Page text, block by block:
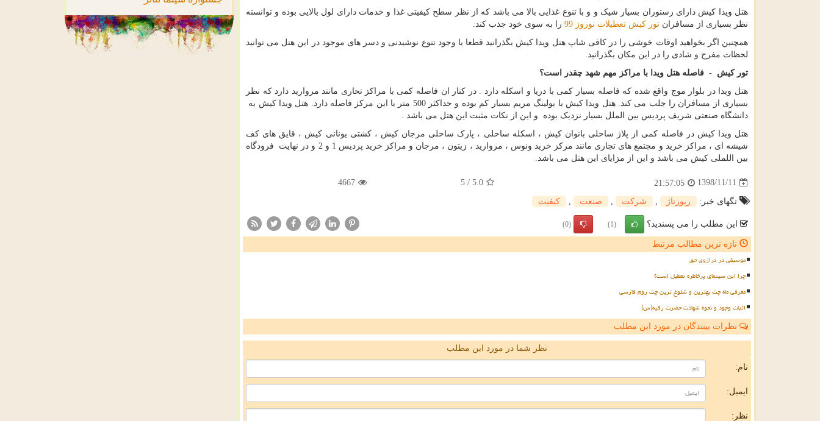
هتل ویدا کیش دارای رستوران بسیار شیک و و با تنوع غذایی بالا می باشد که از نظر سطح کیفیتی غذا و خدمات دارای لول بالایی بوده و توانسته
نظر بسیاری از مسافران تور کیش تعطیلات نوروز 99
را به سوی خود جذب کند.
همچنین اگر بخواهید اوقات خوشی را در کافی شاپ هتل ویدا کیش بگذرانید قطعا با وجود تنوع نوشیدنی و دسر های موجود در این هتل می توانید
لحظات مفرح و شادی را در این مکان بگذرانید.
تور کیش - فاصله هتل ویدا با مراکز مهم شهد چقدر است؟
هتل ویدا در بلوار موج واقع شده که فاصله بسیار کمی با دریا و اسکله دارد . در کنار ان فاصله کمی با مراکز تحاری مانند مروارید دارد که نظر
بسیاری از مسافران را جلب می کند. هتل ویدا کیش با بولینگ مریم بسیار کم بوده و حداکثر 500 متر با این مرکز فاصله دارد. هتل ویدا کیش به
دانشگاه صنعتی شریف پردیس بین الملل بسیار نزدیک بوده و این از نکات مثبت این هتل می باشد .
هتل ویدا کیش در فاصله کمی از پلاژ ساحلی بانوان کیش ، اسکله ساحلی ، پارک ساحلی مرجان کیش ، کشتی یونانی کیش ، قایق های کف
شیشه ای ، مراکز خرید و مجتمع های تجاری مانند مرکز خرید ونوس ، مروارید ، زیتون ، مرجان و مراکز خرید پردیس 1 و 2 و در نهایت فرودگاه
بین اللملی کیش می باشد و این از مزایای این هتل می باشد.
1398/11/11
21:57:05
5.0
/
5
4667
تگهای خبر: رپورتاژ شركت صنعت كیفیت
این مطلب را می پسندید؟ (1)
(0)
تازه ترین مطالب مرتبط
موسیقی در ترازوی حق
چرا این سینمای پرخاطره تعطیل است؟
معرفی ماه چت بهترین و شلوغ ترین چت روم فارسی
اثبات وجود و نحوه شهادت حضرت رقیه(س)
نظرات بینندگان در مورد این مطلب
نظر شما در مورد این مطلب
نام:
ایمیل:
نظر: